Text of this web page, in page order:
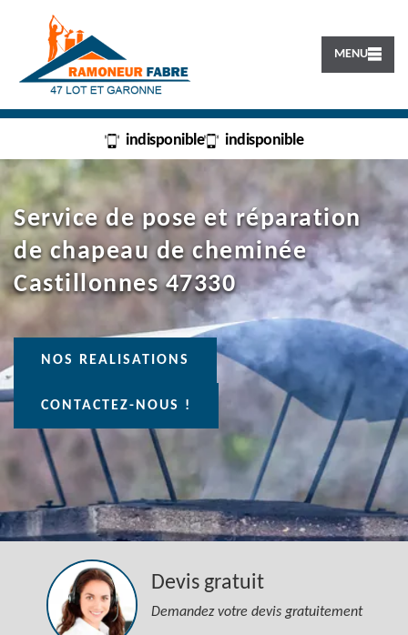
MENU
indisponible indisponible
Service de pose et réparation
de chapeau de cheminée
Castillonnes 47330
NOS REALISATIONS
CONTACTEZ-NOUS !
Devis gratuit
Demandez votre devis gratuitement